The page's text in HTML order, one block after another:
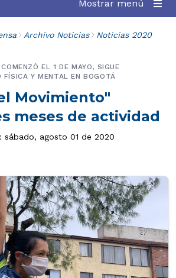
Mostrar menú
Archivo Noticias Noticias 2020
Movimiento"
meses de actividad
EL 1 DE MAYO, SIGUE
FÍSICA Y MENTAL EN BOGOTÁ
sábado, agosto 01 de 2020